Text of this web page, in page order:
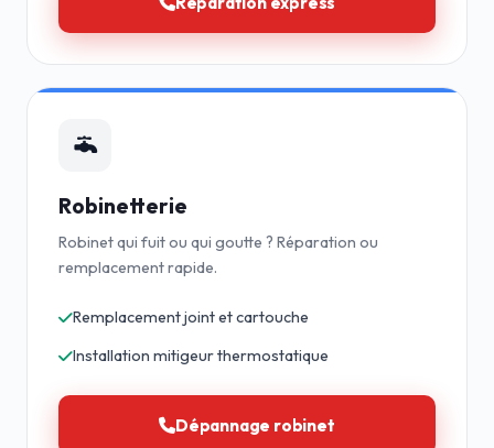
Robinetterie
Robinet qui fuit ou qui goutte ? Réparation ou
remplacement rapide.
Remplacement joint et cartouche
Installation mitigeur thermostatique
Dépannage robinet